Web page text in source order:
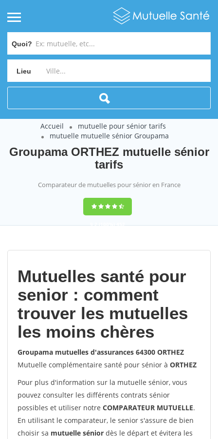
Quoi?
Lieu
Accueil
mutuelle pour sénior tarifs
mutuelle mutuelle sénior Groupama
Groupama ORTHEZ mutuelle sénior
tarifs
Comparateur de mutuelles pour sénior en France
9,2(100%)452
Mutuelles santé pour
senior : comment
trouver les mutuelles
les moins chères
Groupama mutuelles d'assurances 64300 ORTHEZ
Mutuelle complémentaire santé pour sénior à ORTHEZ
Pour plus d'information sur la mutuelle sénior, vous
pouvez consulter les différents contrats sénior
possibles et utiliser notre COMPARATEUR MUTUELLE.
En utilisant le comparateur, le senior s'assure de bien
choisir sa mutuelle sénior dès le départ et évitera les